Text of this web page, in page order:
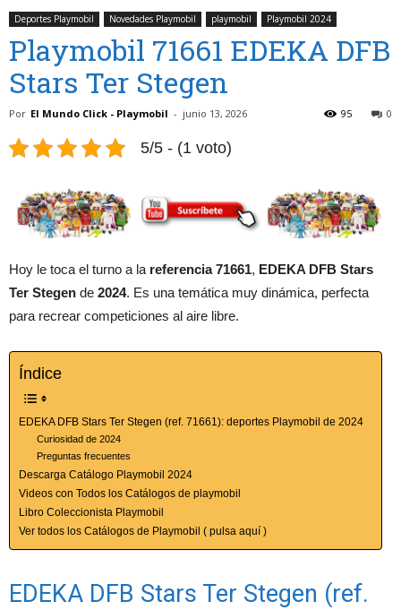
Deportes Playmobil Novedades Playmobil playmobil Playmobil 2024
Playmobil 71661 EDEKA DFB
Stars Ter Stegen
Por El Mundo Click - Playmobil - junio 13, 2026 0
95
5/5 - (1 voto)
Hoy le toca el turno a la referencia 71661, EDEKA DFB Stars
Ter Stegen de 2024. Es una temática muy dinámica, perfecta
para recrear competiciones al aire libre.
Índice
EDEKA DFB Stars Ter Stegen (ref. 71661): deportes Playmobil de 2024
Curiosidad de 2024
Preguntas frecuentes
Descarga Catálogo Playmobil 2024
Videos con Todos los Catálogos de playmobil
Libro Coleccionista Playmobil
Ver todos los Catálogos de Playmobil ( pulsa aquí )
EDEKA DFB Stars Ter Stegen (ref.